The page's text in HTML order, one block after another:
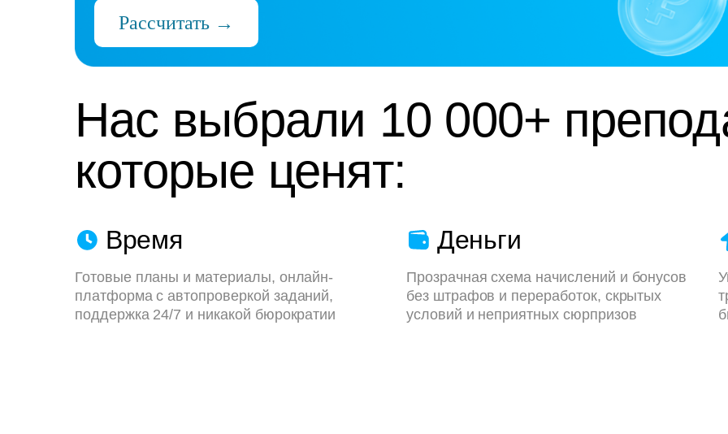
Рассчитать →
Нас выбрали 10 000+
которые ценят:
Время
Готовые планы и материалы, онлайн-
платформа с автопроверкой заданий,
поддержка 24/7 и никакой бюрократии
Деньги
Прозрачная схема начислений и бонусов
без штрафов и переработок, скрытых
условий и неприятных сюрпризов